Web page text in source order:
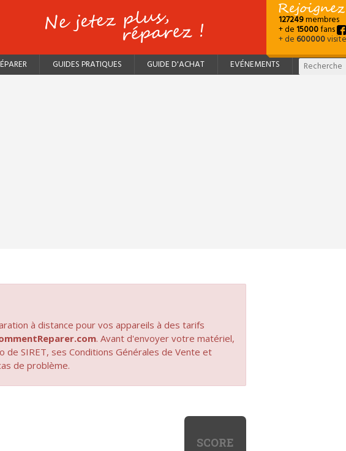
127249membres
+ de15000fans
+ de600000
GUIDES PRATIQUES GUIDE D'ACHAT EVÉNEMENTS
à distance pour vos appareils à des tarifs
. Avant d'envoyer votre matériel,
SIRET, ses Conditions Générales de Vente et
de problème.
SCORE